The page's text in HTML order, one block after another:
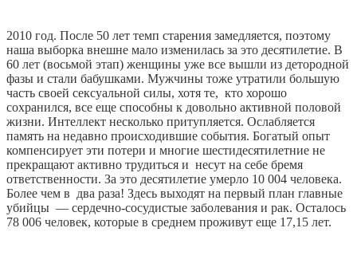
2010 год. После 50 лет темп старения замедляется, поэтому
наша выборка внешне мало изменилась за это десятилетие. В
60 лет (восьмой этап) женщины уже все вышли из детородной
фазы и стали бабушками. Мужчины тоже утратили большую
часть своей сексуальной силы, хотя те, кто хорошо
сохранился, все еще способны к довольно активной половой
жизни. Интеллект несколько притупляется. Ослабляется
память на недавно происходившие события. Богатый опыт
компенсирует эти потери и многие шестидесятилетние не
прекращают активно трудиться и несут на себе бремя
ответственности. За это десятилетие умерло 10 004 человека.
Более чем в два раза! Здесь выходят на первый план главные
убийцы — сердечно-сосудистые заболевания и рак. Осталось
78 006 человек, которые в среднем проживут еще 17,15 лет.